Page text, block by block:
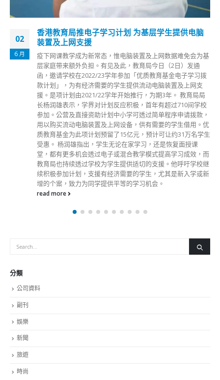
02
6 月
香港教育局推电子学习计划 为基层学生提供电脑
装置及上网支援
疫下网课教学成为新常态，惟电脑装置及上网数据难免会为基
层家庭带来额外负担。有见及此，教育局今日（2日）发通
函，邀请学校在2022/23学年参加「优质教育基金电子学习拨
款计划」，为有经济需要的学生提供流动电脑装置及上网支
援。是项计划由2021/22学年开始推行，为期3年。 教育局局
长杨润雄表示，学界对计划反应积极，首年有超过710间学校
参加。公营及直接资助计划中小学可透过简单程序申请拨款，
用以购买流动电脑装置及上网设备，供有需要的学生借用。优
质教育基金为此项计划预留了15亿元，预计可让约31万名学生
受惠。 杨润雄指出，学生无论在家学习，还是恢复面授课
堂，都有更多机会透过电子或混合教学模式提高学习成效，而
教育局也持续透过学校为学生提供适切的支援。他呼吁学校继
续积极参加计划，支援有经济需要的学生，尤其是新入学或新
增的个案，致力为同学提供平等的学习机会。
read more
分類
公司資料
副刊
娛樂
新聞
旅遊
時尚